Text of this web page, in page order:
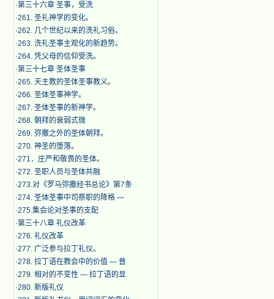
·第三十六章 圣事，受洗
·261. 圣礼神学的变化。
·262. 几个世纪以来的洗礼习俗。
·263. 洗礼圣事主观化的新趋势。
·264. 凭父母的信仰受洗。
·第三十七章 圣体圣事
·265. 天主教的圣体圣事教义。
·266. 圣体圣事神学。
·267. 圣体圣事的新神学。
·268. 朝拜的衰弱式微
·269. 弥撒之外的圣体朝拜。
·270. 神圣的堕落。
·271．庄严和敬畏的圣体。
·272. 圣职人员与圣体共融
·273.对《罗马弥撒经书总论》第7条
·274. 圣体圣事中司祭职的降格 —
·275.集会论对圣事的支配
·第三十八章 礼仪改革
·276. 礼仪改革
·277. 广泛参与拉丁礼仪。
·278. 拉丁语在教会中的价值 — 普
·279. 相对的不变性 — 拉丁语的显
·280. 新版礼仪